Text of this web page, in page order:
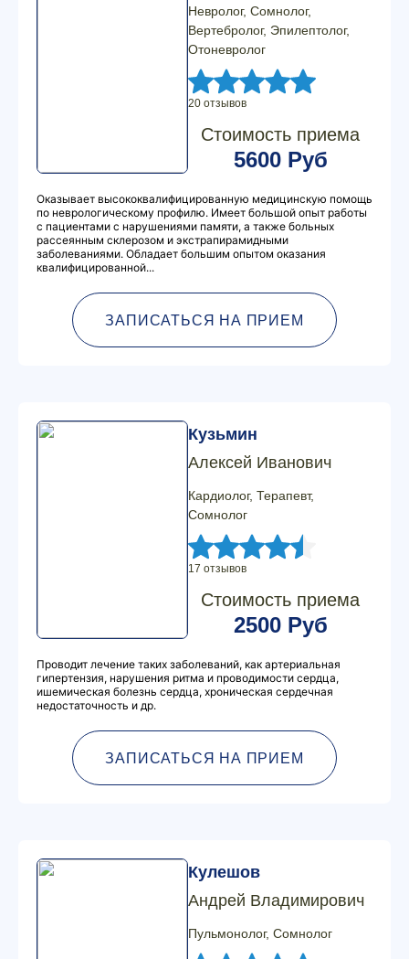
Невролог, Сомнолог,
Вертебролог, Эпилептолог,
Отоневролог
20 отзывов
Стоимость приема
5600 Руб
Оказывает высококвалифицированную медицинскую помощь
по неврологическому профилю. Имеет большой опыт работы
с пациентами с нарушениями памяти, а также больных
рассеянным склерозом и экстрапирамидными
заболеваниями. Обладает большим опытом оказания
квалифицированной...
ЗАПИСАТЬСЯ НА ПРИЕМ
Кузьмин
Алексей Иванович
Кардиолог, Терапевт,
Сомнолог
17 отзывов
Стоимость приема
2500 Руб
Проводит лечение таких заболеваний, как артериальная
гипертензия, нарушения ритма и проводимости сердца,
ишемическая болезнь сердца, хроническая сердечная
недостаточность и др.
ЗАПИСАТЬСЯ НА ПРИЕМ
Кулешов
Андрей Владимирович
Пульмонолог, Сомнолог